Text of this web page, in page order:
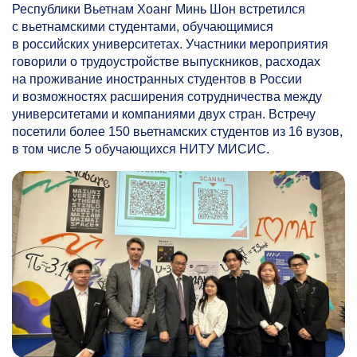
Республики Вьетнам Хоанг Минь Шон встретился
с вьетнамскими студентами, обучающимися
в российских университетах. Участники мероприятия
говорили о трудоустройстве выпускников, расходах
на проживание иностранных студентов в России
и возможностях расширения сотрудничества между
университетами и компаниями двух стран. Встречу
посетили более 150 вьетнамских студентов из 16 вузов,
в том числе 5 обучающихся НИТУ МИСИС.